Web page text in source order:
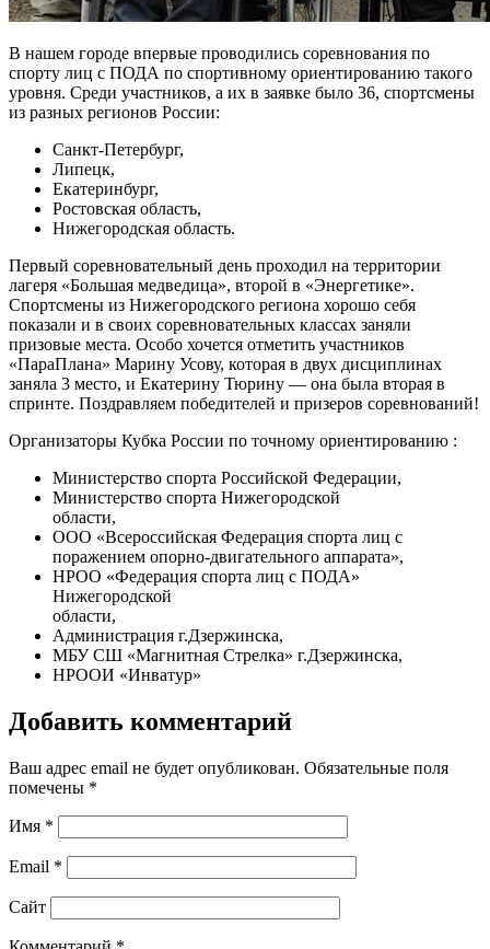
В нашем городе впервые проводились соревнования по
спорту лиц с ПОДА по спортивному ориентированию такого
уровня. Среди участников, а их в заявке было 36, спортсмены
из разных регионов России:
Санкт-Петербург,
Липецк,
Екатеринбург,
Ростовская область,
Нижегородская область.
Первый соревновательный день проходил на территории
лагеря «Большая медведица», второй в «Энергетике».
Спортсмены из Нижегородского региона хорошо себя
показали и в своих соревновательных классах заняли
призовые места. Особо хочется отметить участников
«ПараПлана» Марину Усову, которая в двух дисциплинах
заняла 3 место, и Екатерину Тюрину — она была вторая в
спринте. Поздравляем победителей и призеров соревнований!
Организаторы Кубка России по точному ориентированию :
Министерство спорта Российской Федерации,
Министерство спорта Нижегородской
области,
ООО «Всероссийская Федерация спорта лиц с
поражением опорно-двигательного аппарата»,
НРОО «Федерация спорта лиц с ПОДА»
Нижегородской
области,
Администрация г.Дзержинска,
МБУ СШ «Магнитная Стрелка» г.Дзержинска,
НРООИ «Инватур»
Добавить комментарий
Ваш адрес email не будет опубликован. Обязательные поля
помечены *
Имя *
Email *
Сайт